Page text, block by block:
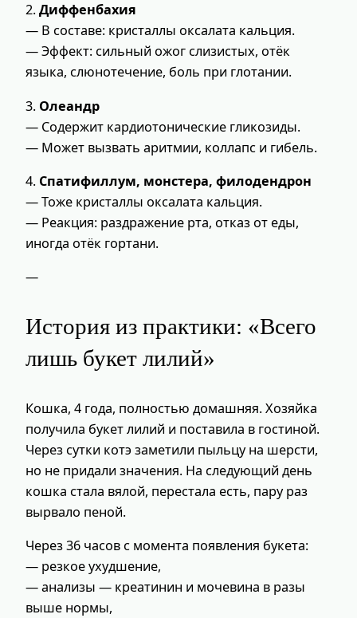
2.Диффенбахия
— В составе: кристаллы оксалата кальция.
— Эффект: сильный ожог слизистых, отёк
языка, слюнотечение, боль при глотании.
3. Олеандр
— Содержит кардиотонические гликозиды.
— Может вызвать аритмии, коллапс и гибель.
4. Спатифиллум, монстера, филодендрон
— Тоже кристаллы оксалата кальция.
— Реакция: раздражение рта, отказ от еды,
иногда отёк гортани.
—
История из практики: «Всего
лишь букет лилий»
Кошка, 4 года, полностью домашняя. Хозяйка
получила букет лилий и поставила в гостиной.
Через сутки котэ заметили пыльцу на шерсти,
но не придали значения. На следующий день
кошка стала вялой, перестала есть, пару раз
вырвало пеной.
Через 36 часов с момента появления букета:
— резкое ухудшение,
— анализы — креатинин и мочевина в разы
выше нормы,